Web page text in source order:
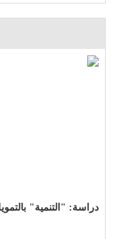
دراسة: "التنمية"